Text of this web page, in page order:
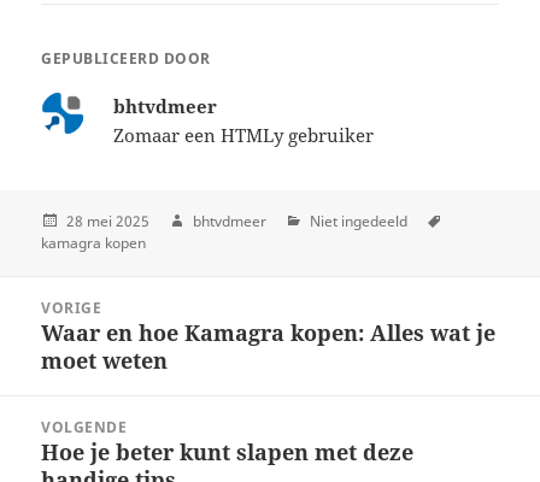
GEPUBLICEERD DOOR
bhtvdmeer
Zomaar een HTMLy gebruiker
28 mei 2025 bhtvdmeer
Niet ingedeeld
kamagra kopen
navigation
VORIGE
Previous
post:
Waar en hoe Kamagra kopen: Alles wat je
moet weten
VOLGENDE
Next
Hoe je beter kunt slapen met deze